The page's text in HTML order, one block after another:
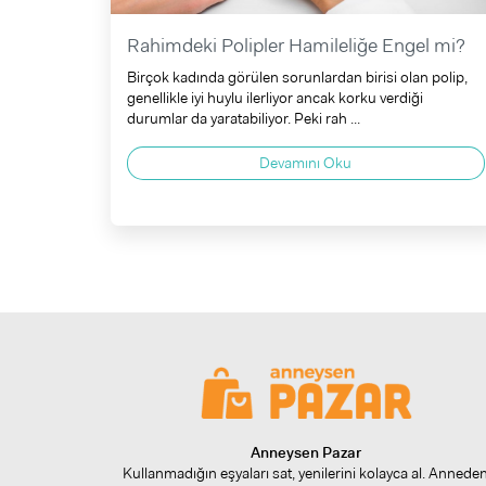
Rahimdeki Polipler Hamileliğe Engel mi?
Birçok kadında görülen sorunlardan birisi olan polip,
genellikle iyi huylu ilerliyor ancak korku verdiği
durumlar da yaratabiliyor. Peki rah ...
Devamını Oku
Anneysen Pazar
Kullanmadığın eşyaları sat, yenilerini kolayca al.